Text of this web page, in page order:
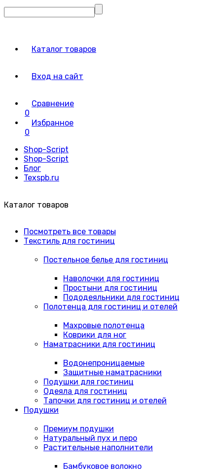
Каталог товаров
Вход на сайт
Сравнение
0
Избранное
0
Shop-Script
Shop-Script
Блог
Texspb.ru
Каталог товаров
Посмотреть все товары
Текстиль для гостиниц
Постельное белье для гостиниц
Наволочки для гостиниц
Простыни для гостиниц
Пододеяльники для гостиниц
Полотенца для гостиниц и отелей
Махровые полотенца
Коврики для ног
Наматрасники для гостиниц
Водонепроницаемые
Защитные наматрасники
Подушки для гостиниц
Одеяла для гостиниц
Тапочки для гостиниц и отелей
Подушки
Премиум подушки
Натуральный пух и перо
Растительные наполнители
Бамбуковое волокно